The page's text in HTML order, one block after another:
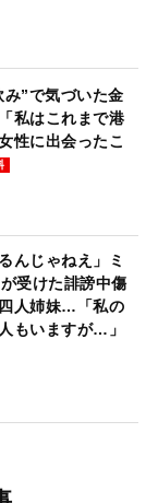
”で気づいた金
私はこれまで港
性に出会ったこ
んじゃねえ」ミ
受けた誹謗中傷
人姉妹…「私の
もいますが…」